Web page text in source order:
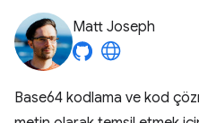
Matt Joseph
Base64 kodlama ve kod